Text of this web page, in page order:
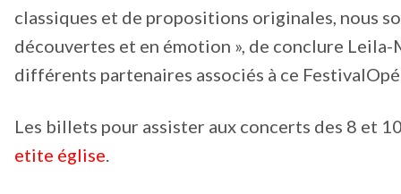
classiques et de propositions originales, nous
découvertes et en émotion », de conclure
différents partenaires associés à ce
Les billets pour assister aux concerts des 8 et
etite église